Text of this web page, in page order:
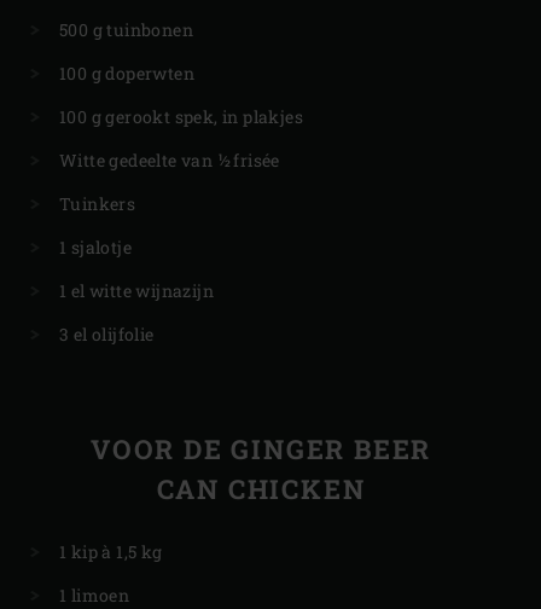
500 g tuinbonen
100 g doperwten
100 g gerookt spek, in plakjes
Witte gedeelte van ½ frisée
Tuinkers
1 sjalotje
1 el witte wijnazijn
3 el olijfolie
VOOR DE GINGER BEER
CAN CHICKEN
1 kip à 1,5 kg
1 limoen